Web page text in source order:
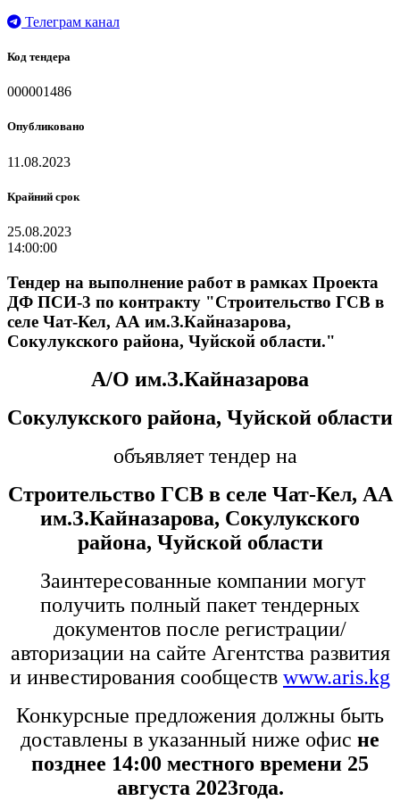
Телеграм канал
Код тендера
000001486
Опубликовано
11.08.2023
Крайний срок
25.08.2023
14:00:00
Тендер на выполнение работ в рамках Проекта
ДФ ПСИ-3 по контракту "Строительство ГСВ в
селе Чат-Кел, АА им.З.Кайназарова,
Сокулукского района, Чуйской области."
А/О им.З.Кайназарова
Сокулукского района, Чуйской области
объявляет тендер на
Строительство ГСВ в селе Чат-Кел, АА
им.З.Кайназарова, Сокулукского
района, Чуйской области
Заинтересованные компании могут
получить полный пакет тендерных
документов после регистрации/
авторизации на сайте Агентства развития
и инвестирования сообществ www.aris.kg
Конкурсные предложения должны быть
доставлены в указанный ниже офис не
позднее 14:00 местного времени 25
августа 2023года.